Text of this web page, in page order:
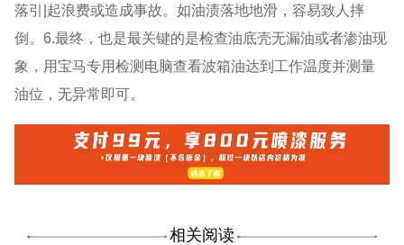
落引|起浪费或造成事故。如油渍落地地滑，容易致人摔
倒。6.最终，也是最关键的是检查油底壳无漏油或者渗油现
象，用宝马专用检测电脑查看波箱油达到工作温度并测量
油位，无异常即可。
相关阅读